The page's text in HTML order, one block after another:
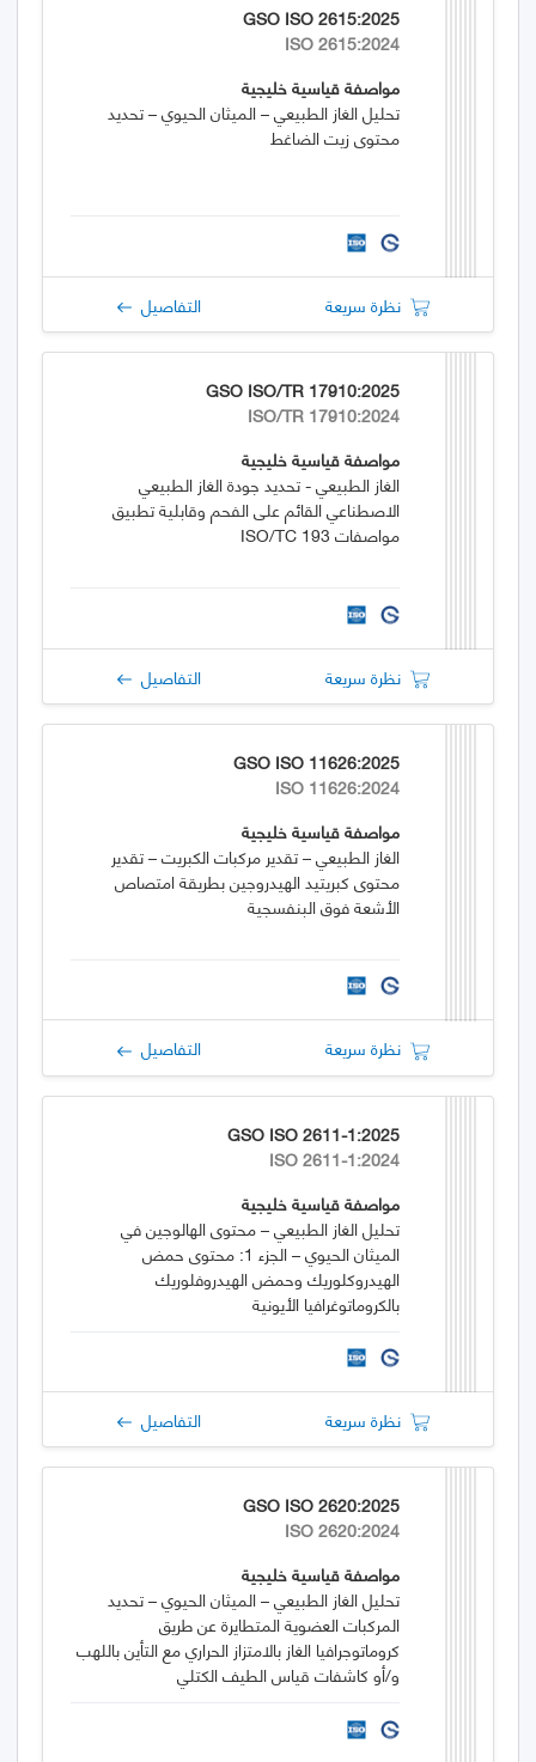
GSO ISO 2615:2025
ISO 2615:2024
مواصفة قياسية خليجية
تحليل الغاز الطبيعي – الميثان الحيوي – تحديد
محتوى زيت الضاغط
نظرة سريعة التفاصيل
GSO ISO/TR 17910:2025
ISO/TR 17910:2024
مواصفة قياسية خليجية
الغاز الطبيعي - تحديد جودة الغاز الطبيعي
الاصطناعي القائم على الفحم وقابلية تطبيق
مواصفات ISO/TC 193
نظرة سريعة التفاصيل
GSO ISO 11626:2025
ISO 11626:2024
مواصفة قياسية خليجية
الغاز الطبيعي – تقدير مركبات الكبريت – تقدير
محتوى كبريتيد الهيدروجين بطريقة امتصاص
الأشعة فوق البنفسجية
نظرة سريعة التفاصيل
GSO ISO 2611-1:2025
ISO 2611-1:2024
مواصفة قياسية خليجية
تحليل الغاز الطبيعي – محتوى الهالوجين في
الميثان الحيوي – الجزء 1: محتوى حمض
الهيدروكلوريك وحمض الهيدروفلوريك
بالكروماتوغرافيا الأيونية
نظرة سريعة التفاصيل
GSO ISO 2620:2025
ISO 2620:2024
مواصفة قياسية خليجية
تحليل الغاز الطبيعي – الميثان الحيوي – تحديد
المركبات العضوية المتطايرة عن طريق
كروماتوجرافيا الغاز بالامتزاز الحراري مع التأين باللهب
و/أو كاشفات قياس الطيف الكتلي